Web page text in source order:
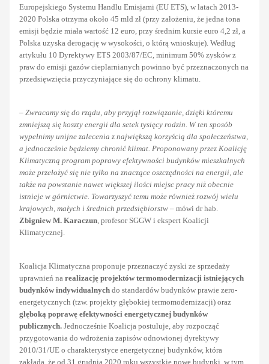
Europejskiego Systemu Handlu Emisjami (EU ETS), w latach 2013-
2020 Polska otrzyma około 45 mld zł (przy założeniu, że jedna tona
emisji będzie miała wartość 12 euro, przy średnim kursie euro 4,2 zł, a
Polska uzyska derogację w wysokości, o którą wnioskuje). Według
artykułu 10 Dyrektywy ETS 2003/87/EC, minimum 50% zysków z
praw do emisji gazów cieplarnianych powinno być przeznaczonych na
przedsięwzięcia przyczyniające się do ochrony klimatu.
– Zwracamy się do rządu, aby przyjął rozwiązanie, dzięki któremu
zmniejszą się koszty energii dla setek tysięcy rodzin. W ten sposób
wypełnimy unijne zalecenia z największą korzyścią dla społeczeństwa,
a jednocześnie będziemy chronić klimat. Proponowany przez Koalicję
Klimatyczną program poprawy efektywności budynków mieszkalnych
może przełożyć się nie tylko na znaczące oszczędności na energii, ale
także na powstanie nawet większej ilości miejsc pracy niż obecnie
istnieje w górnictwie. Towarzyszyć temu może również rozwój wielu
krajowych, małych i średnich przedsiębiorstw – mówi dr hab.
Zbigniew M. Karaczun , profesor SGGW i ekspert Koalicji
Klimatycznej.
Koalicja Klimatyczna proponuje przeznaczyć zyski ze sprzedaży
uprawnień na realizację projektów termomodernizacji istniejących
budynków indywidualnych do standardów budynków prawie zero-
energetycznych (tzw. projekty głębokiej termomodernizacji) oraz
głęboką poprawę efektywności energetycznej budynków
publicznych. Jednocześnie Koalicja postuluje, aby rozpocząć
przygotowania do wdrożenia zapisów odnowionej dyrektywy
2010/31/UE o charakterystyce energetycznej budynków, która
zakłada, że od 31 grudnia 2020 roku wszystkie nowe budynki, w tym